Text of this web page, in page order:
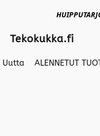
Tekokukka.fi
Uutta ALENNETUT